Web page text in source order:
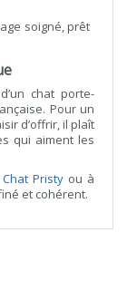
soigné, prêt
chat porte-
Pour un
d’offrir, il plaît
qui aiment les
Pristy ou à
et cohérent.